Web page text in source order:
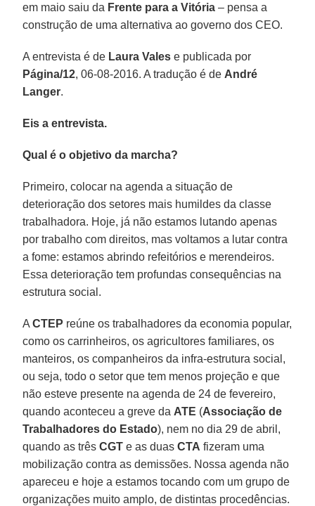
em maio saiu da Frente para a Vitória – pensa a
construção de uma alternativa ao governo dos CEO.
A entrevista é de Laura Vales e publicada por
Página/12, 06-08-2016. A tradução é de André
Langer.
Eis a entrevista.
Qual é o objetivo da marcha?
Primeiro, colocar na agenda a situação de
deterioração dos setores mais humildes da classe
trabalhadora. Hoje, já não estamos lutando apenas
por trabalho com direitos, mas voltamos a lutar contra
a fome: estamos abrindo refeitórios e merendeiros.
Essa deterioração tem profundas consequências na
estrutura social.
ACTEP reúne os trabalhadores da economia popular,
como os carrinheiros, os agricultores familiares, os
manteiros, os companheiros da infra-estrutura social,
ou seja, todo o setor que tem menos projeção e que
não esteve presente na agenda de 24 de fevereiro,
quando aconteceu a greve da ATE (Associação de
Trabalhadores do Estado), nem no dia 29 de abril,
quando as trêsCGT e as duasCTA fizeram uma
mobilização contra as demissões. Nossa agenda não
apareceu e hoje a estamos tocando com um grupo de
organizações muito amplo, de distintas procedências.